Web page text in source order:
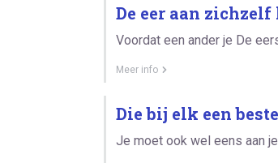
De eer aan zichzelf
Voordat een ander je De
Meer info
Die bij elk een
Je moet ook wel eens aan